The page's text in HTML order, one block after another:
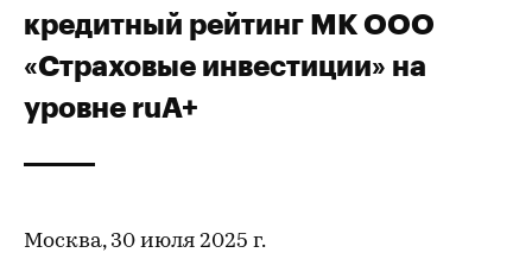
кредитный рейтинг МК ООО
«Страховые инвестиции» на
уровне ruA+
Москва, 30 июля 2025 г.